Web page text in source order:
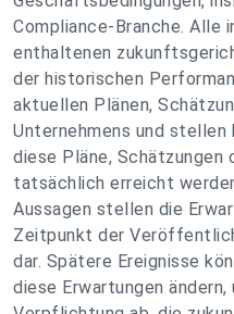
Compliance-Branche. Alle
enthaltenen
der historischen
aktuellen Plänen,
Unternehmens und stellen
diese Pläne, Schätzungen
tatsächlich erreicht
Aussagen stellen die
Zeitpunkt der
dar. Spätere Ereignisse
diese Erwartungen